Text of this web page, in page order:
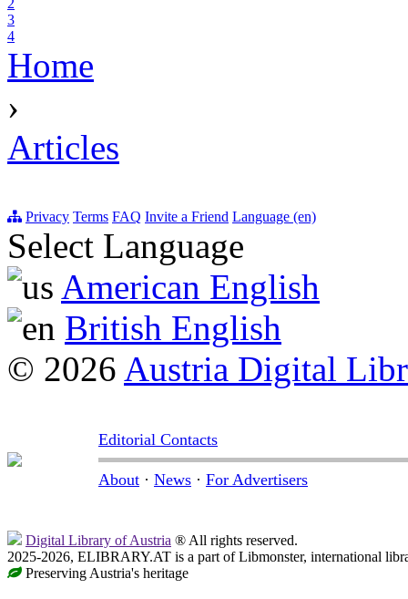
3
4
Home
›
Articles
Privacy Terms FAQ Invite a Friend Language (en)
Select Language
American English
British English
© 2026 Austria Digital
Editorial Contacts
About · News · For Advertisers
Digital Library of Austria ® All rights reserved.
2025-2026, ELIBRARY.AT is a part of Libmonster, international
Preserving Austria's heritage